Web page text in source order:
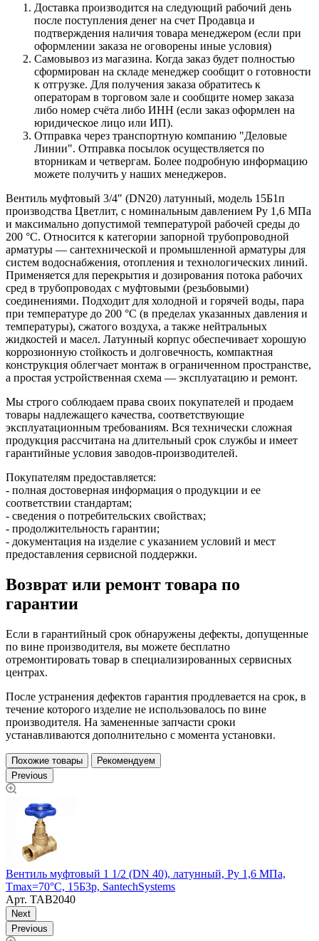
Доставка производится на следующий рабочий день
после поступления денег на счет Продавца и
подтверждения наличия товара менеджером (если при
оформлении заказа не оговорены иные условия)
Самовывоз из магазина. Когда заказ будет полностью
сформирован на складе менеджер сообщит о готовности
к отгрузке. Для получения заказа обратитесь к
операторам в торговом зале и сообщите номер заказа
либо номер счёта либо ИНН (если заказ оформлен на
юридическое лицо или ИП).
Отправка через транспортную компанию "Деловые
Линии". Отправка посылок осуществляется по
вторникам и четвергам. Более подробную информацию
можете получить у наших менеджеров.
Вентиль муфтовый 3/4" (DN20) латунный, модель 15Б1п
производства Цветлит, с номинальным давлением Ру 1,6 МПа
и максимально допустимой температурой рабочей среды до
200 °C. Относится к категории запорной трубопроводной
арматуры — сантехнической и промышленной арматуры для
систем водоснабжения, отопления и технологических линий.
Применяется для перекрытия и дозирования потока рабочих
сред в трубопроводах с муфтовыми (резьбовыми)
соединениями. Подходит для холодной и горячей воды, пара
при температуре до 200 °C (в пределах указанных давления и
температуры), сжатого воздуха, а также нейтральных
жидкостей и масел. Латунный корпус обеспечивает хорошую
коррозионную стойкость и долговечность, компактная
конструкция облегчает монтаж в ограниченном пространстве,
а простая устройственная схема — эксплуатацию и ремонт.
Мы строго соблюдаем права своих покупателей и продаем
товары надлежащего качества, соответствующие
эксплуатационным требованиям. Вся технически сложная
продукция рассчитана на длительный срок службы и имеет
гарантийные условия заводов-производителей.
Покупателям предоставляется:
- полная достоверная информация о продукции и ее
соответствии стандартам;
- сведения о потребительских свойствах;
- продолжительность гарантии;
- документация на изделие с указанием условий и мест
предоставления сервисной поддержки.
Возврат или ремонт товара по
гарантии
Если в гарантийный срок обнаружены дефекты, допущенные
по вине производителя, вы можете бесплатно
отремонтировать товар в специализированных сервисных
центрах.
После устранения дефектов гарантия продлевается на срок, в
течение которого изделие не использовалось по вине
производителя. На замененные запчасти сроки
устанавливаются дополнительно с момента установки.
Похожие товары
Рекомендуем
Previous
Вентиль муфтовый 1 1/2 (DN 40), латунный, Ру 1,6 МПа,
Тmax=70°C, 15Б3р, SantechSystems
Арт. ТАВ2040
Next
Previous